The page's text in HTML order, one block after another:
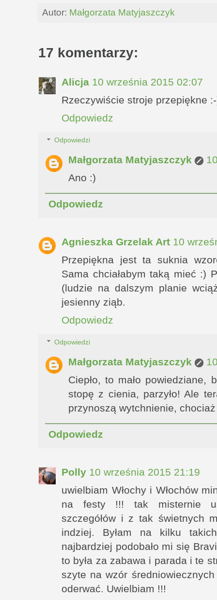
Autor: Małgorzata Matyjaszczyk
17 komentarzy:
Alicja 10 września 2015 02:07
Rzeczywiście stroje przepiękne
Odpowiedz
Odpowiedzi
Małgorzata Matyjaszczyk
Ano :)
Odpowiedz
Agnieszka Grzelak Art 10
Przepiękna jest ta suknia
Sama chciałabym taką mieć :)
(ludzie na dalszym planie
jesienny ziąb.
Odpowiedz
Odpowiedzi
Małgorzata Matyjaszczyk
Ciepło, to mało powiedziane,
stopę z cienia, parzyło! Ale
przynoszą wytchnienie,
Odpowiedz
Polly 10 września 2015 21:19
uwielbiam Włochy i Włochów
na festy !!! tak misternie
szczegółów i z tak świetnych
indziej. Byłam na kilku
najbardziej podobało mi się
to była za zabawa i parada i te
szyte na wzór
oderwać. Uwielbiam !!!